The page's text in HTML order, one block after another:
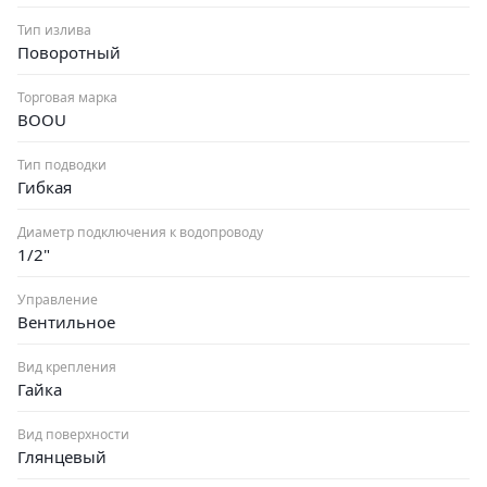
Тип излива
Поворотный
Торговая марка
BOOU
Тип подводки
Гибкая
Диаметр подключения к водопроводу
1/2"
Управление
Вентильное
Вид крепления
Гайка
Вид поверхности
Глянцевый